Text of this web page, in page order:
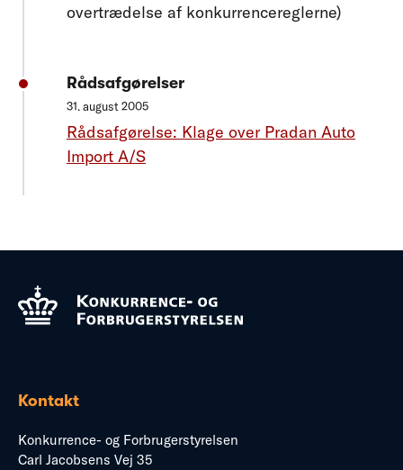
overtrædelse af konkurrencereglerne)
Rådsafgørelser
31. august 2005
Rådsafgørelse: Klage over Pradan Auto
Import A/S
Kontakt
Konkurrence- og Forbrugerstyrelsen
Carl Jacobsens Vej 35